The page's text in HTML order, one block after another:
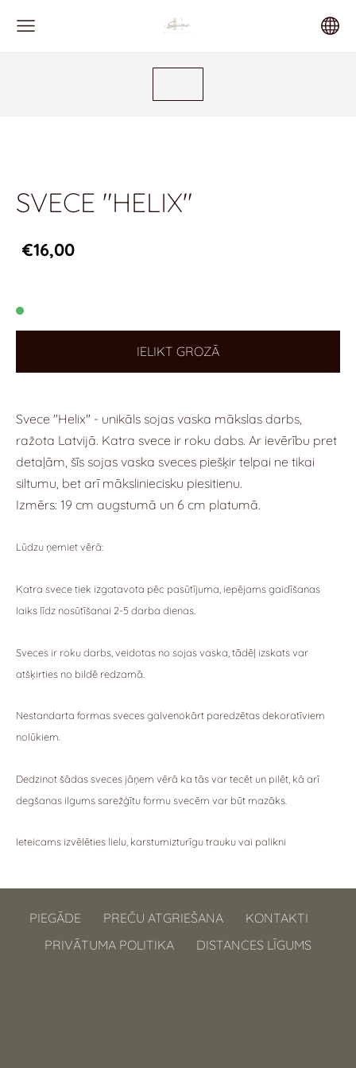
SVECE "HELIX"
€16,00
IELIKT GROZĀ
Svece "Helix" - unikāls sojas vaska mākslas darbs,
ražota Latvijā. Katra svece ir roku dabs. Ar ievērību pret
detaļām, šīs sojas vaska sveces piešķir telpai ne tikai
siltumu, bet arī māksliniecisku piesitienu.
Izmērs: 19 cm augstumā un 6 cm platumā.
Lūdzu ņemiet vērā:
Katra svece tiek izgatavota pēc pasūtījuma, iepējams gaidīšanas
laiks līdz nosūtīšanai 2-5 darba dienas.
Sveces ir roku darbs, veidotas no sojas vaska, tādēļ izskats var
atšķirties no bildē redzamā.
Nestandarta formas sveces galvenokārt paredzētas dekoratīviem
nolūkiem.
Dedzinot šādas sveces jāņem vērā ka tās var tecēt un pilēt, kā arī
degšanas ilgums sarežģītu formu svecēm var būt mazāks.
Ieteicams izvēlēties lielu, karstumizturīgu trauku vai palikni
PIEGĀDE PREČU ATGRIEŠANA
KONTAKTI
PRIVĀTUMA POLITIKA
DISTANCES LĪGUMS